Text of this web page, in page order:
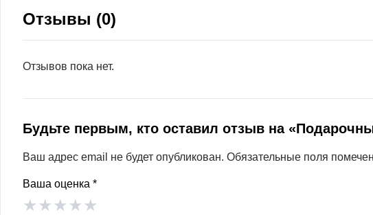
Отзывы (0)
Отзывов пока нет.
Будьте первым, кто оставил отзыв на
Ваш адрес email не будет опубликован. Обязательные поля
Ваша оценка *
★★★★★